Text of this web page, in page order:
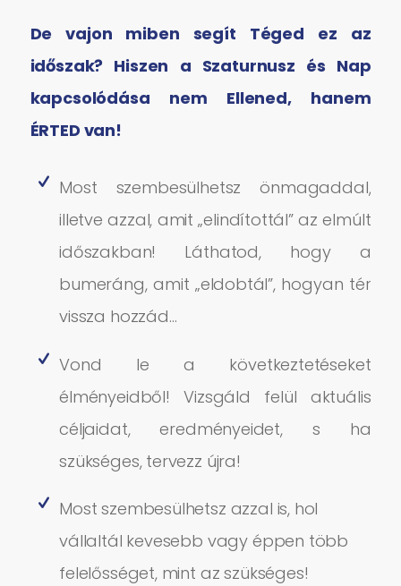
De vajon miben segít Téged ez az
időszak? Hiszen a Szaturnusz és Nap
kapcsolódása nem Ellened, hanem
ÉRTED van!
Most szembesülhetsz önmagaddal,
illetve azzal, amit „elindítottál” az elmúlt
időszakban! Láthatod, hogy a
bumeráng, amit „eldobtál”, hogyan tér
vissza hozzád…
Vond le a következtetéseket
élményeidből! Vizsgáld felül aktuális
céljaidat, eredményeidet, s ha
szükséges, tervezz újra!
Most szembesülhetsz azzal is, hol
vállaltál kevesebb vagy éppen több
felelősséget, mint az szükséges!